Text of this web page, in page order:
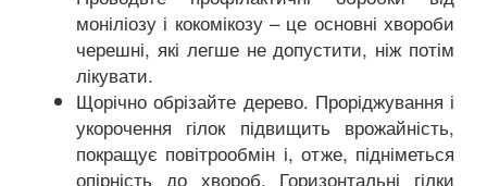
моніліозу і кокомікозу – це основні хвороби
черешні, які легше не допустити, ніж потім
лікувати.
Щорічно обрізайте дерево. Проріджування і
укорочення гілок підвищить врожайність,
покращує повітрообмін і, отже, підніметься
опірність до хвороб. Горизонтальні гілки